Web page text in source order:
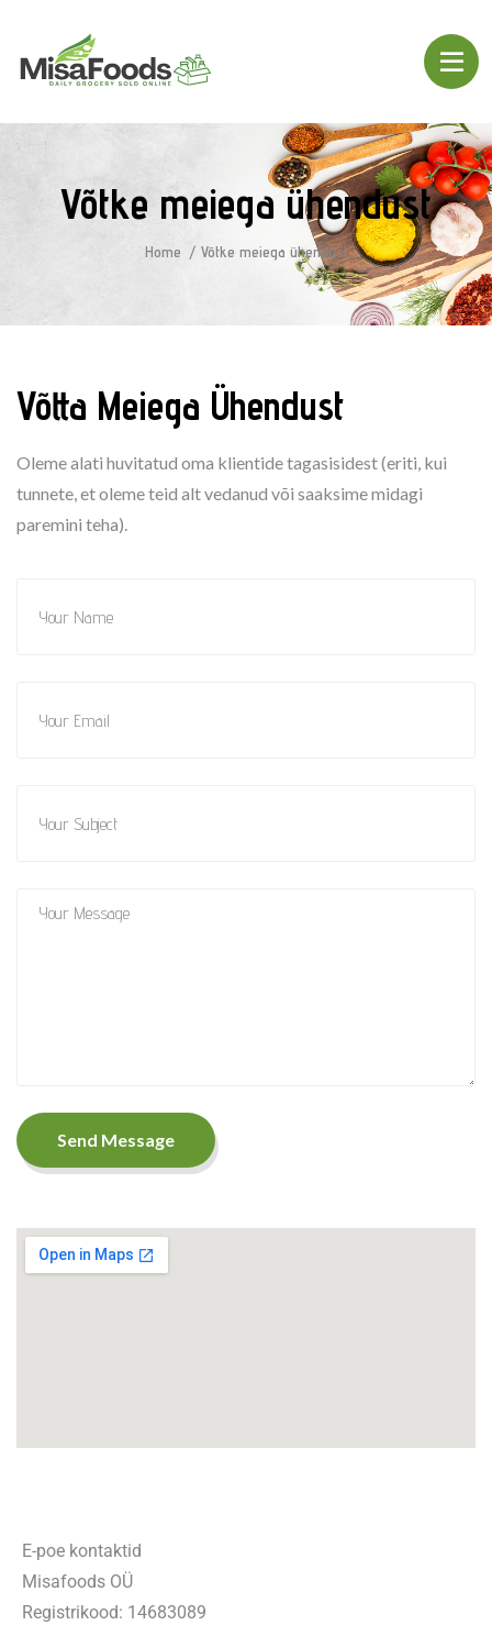
Võtke meiega ühendust
Home Võtke meiega ühendust
Võtta Meiega Ühendust
Oleme alati huvitatud oma klientide tagasisidest (eriti, kui
tunnete, et oleme teid alt vedanud või saaksime midagi
paremini teha).
Send Message
E-poe kontaktid
Misafoods OÜ
Registrikood: 14683089